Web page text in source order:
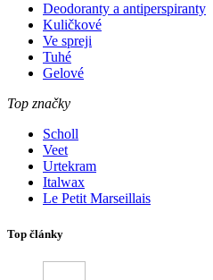
Deodoranty a antiperspiranty
Kuličkové
Ve spreji
Tuhé
Gelové
Top značky
Scholl
Veet
Urtekram
Italwax
Le Petit Marseillais
Top články